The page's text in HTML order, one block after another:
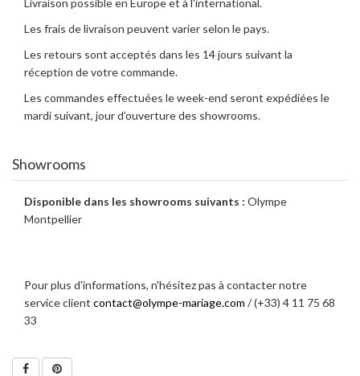
Livraison possible en Europe et à l'international.
Les frais de livraison peuvent varier selon le pays.
Les retours sont acceptés dans les 14 jours suivant la
réception de votre commande.
Les commandes effectuées le week-end seront expédiées le
mardi suivant, jour d’ouverture des showrooms.
Showrooms
Disponible dans les showrooms suivants : Olympe
Montpellier
Pour plus d'informations, n'hésitez pas à contacter notre
service client contact@olympe-mariage.com / (+33) 4 11 75 68
33